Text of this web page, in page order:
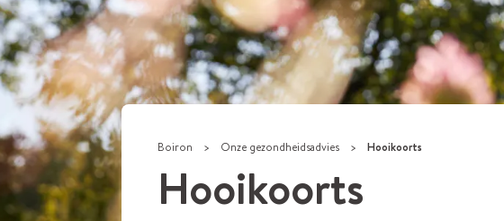
Boiron > Onze gezondheidsadvies > Hooikoorts
Hooikoorts